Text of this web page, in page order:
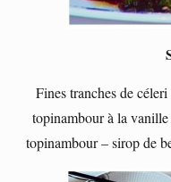
Fines tranches de
topinambour à la
topinambour – sirop de